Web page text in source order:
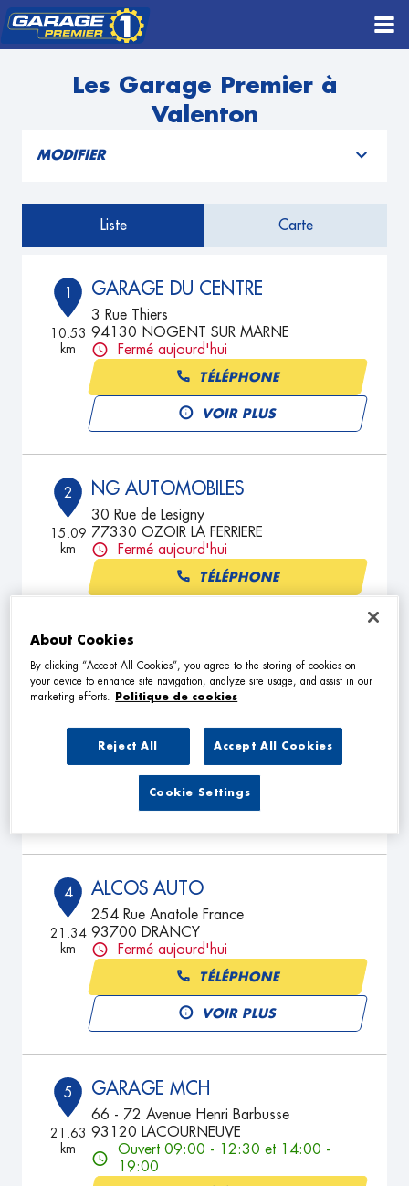
Les Garage Premier à
Valenton
MODIFIER
Liste Carte
1
10.53
km
GARAGE DU CENTRE
3 Rue Thiers
94130 NOGENT SUR MARNE
Fermé aujourd'hui
TÉLÉPHONE
VOIR PLUS
2
15.09
km
NG AUTOMOBILES
30 Rue de Lesigny
77330 OZOIR LA FERRIERE
Fermé aujourd'hui
TÉLÉPHONE
3
20.54
RBM POIDS LOURD
91390 MORSANG SUR ORGE
Fermé actuellement
TÉLÉPHONE
VOIR PLUS
4
21.34
km
ALCOS AUTO
254 Rue Anatole France
93700 DRANCY
Fermé aujourd'hui
TÉLÉPHONE
VOIR PLUS
5
21.63
km
GARAGE MCH
66 - 72 Avenue Henri Barbusse
93120 LACOURNEUVE
Ouvert 09:00 - 12:30 et 14:00 -
19:00
About Cookies
By clicking “Accept All Cookies”, you agree to the storing of cookies on
your device to enhance site navigation, analyze site usage, and assist in our
marketing efforts.
Politique de cookies
Reject All Accept All Cookies
Cookie Settings